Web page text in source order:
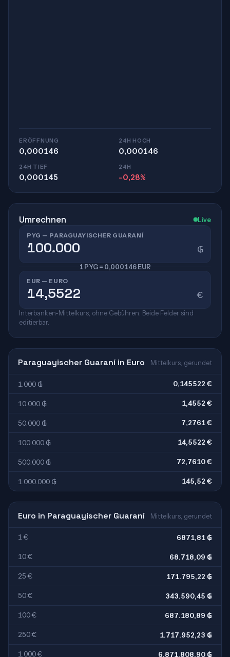
ERÖFFNUNG
0,000146
24H HOCH
0,000146
24H TIEF
0,000145
24H
-0,28%
Umrechnen Live
PYG — PARAGUAYISCHER GUARANÍ
₲
1 PYG = 0,000146 EUR
EUR — EURO
€
Interbanken-Mittelkurs, ohne Gebühren. Beide Felder sind
editierbar.
Paraguayischer Guaraní in Euro Mittelkurs, gerundet
1.000 ₲ 0,145522 €
10.000 ₲ 1,4552 €
50.000 ₲ 7,2761 €
100.000 ₲ 14,5522 €
500.000 ₲ 72,7610 €
1.000.000 ₲ 145,52 €
Euro in Paraguayischer Guaraní Mittelkurs, gerundet
1 € 6871,81 ₲
10 € 68.718,09 ₲
25 € 171.795,22 ₲
50 € 343.590,45 ₲
100 € 687.180,89 ₲
250 € 1.717.952,23 ₲
1.000 € 6.871.808,90 ₲